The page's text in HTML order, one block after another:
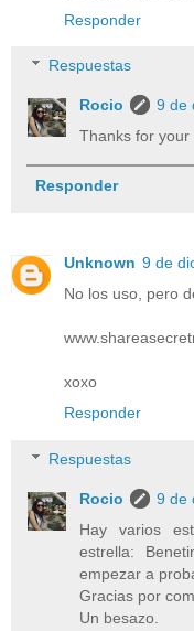
Responder
Respuestas
Rocio
9 de
Thanks for your
Responder
Unknown 9 de
No los uso, pero
xoxo
Responder
Respuestas
Rocio
9 de
Hay varios
estrella:
empezar a
Gracias por
Un besazo.